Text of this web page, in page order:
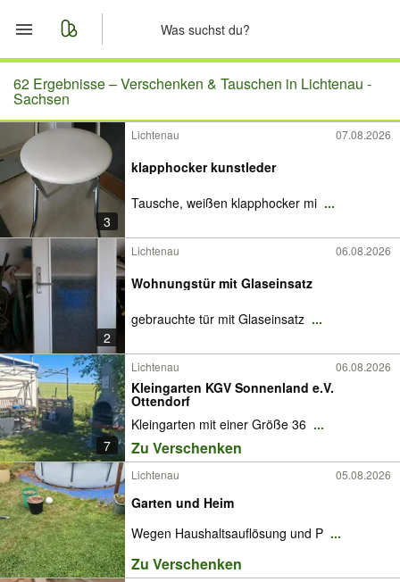
Start
Merkliste
Nachrichten
Anzeige aufgeben
62 Ergebnisse –Verschenken & Tauschen in Lichtenau -
Sachsen
3
Lichtenau 07.08.2026
klapphocker kunstleder
Tausche, weißen klapphocker mi ...
2
Lichtenau 06.08.2026
Wohnungstür mit Glaseinsatz
gebrauchte tür mit Glaseinsatz ...
7
Lichtenau 06.08.2026
Kleingarten KGV Sonnenland e.V.
Ottendorf
Kleingarten mit einer Größe 36 ...
Zu Verschenken
Lichtenau 05.08.2026
Garten und Heim
Wegen Haushaltsauflösung und P ...
Zu Verschenken